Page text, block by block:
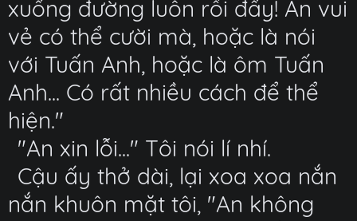
xuống đường luôn rồi đấy! An vui
vẻ có thể cười mà, hoặc là nói
với Tuấn Anh, hoặc là ôm Tuấn
Anh... Có rất nhiều cách để thể
hiện."
"An xin lỗi..." Tôi nói lí nhí.
Cậu ấy thở dài, lại xoa xoa nắn
nắn khuôn mặt tôi, "An không